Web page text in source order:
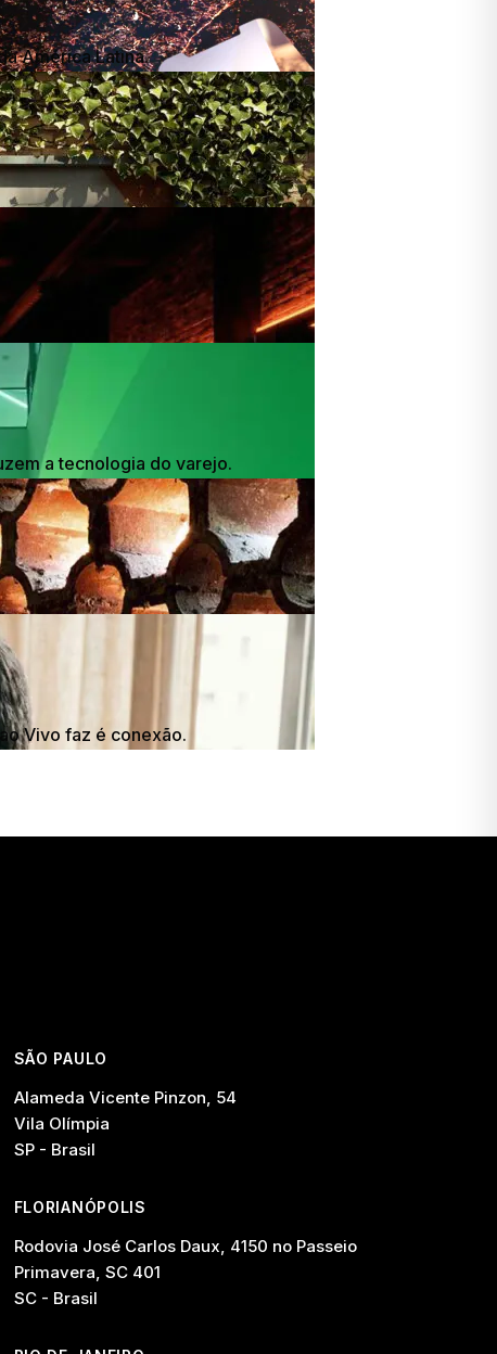
América Latina.
a tecnologia do varejo.
Vivo faz é conexão.
SÃO PAULO
Alameda Vicente Pinzon, 54
Vila Olímpia
SP - Brasil
FLORIANÓPOLIS
Rodovia José Carlos Daux, 4150 no Passeio
Primavera, SC 401
SC - Brasil